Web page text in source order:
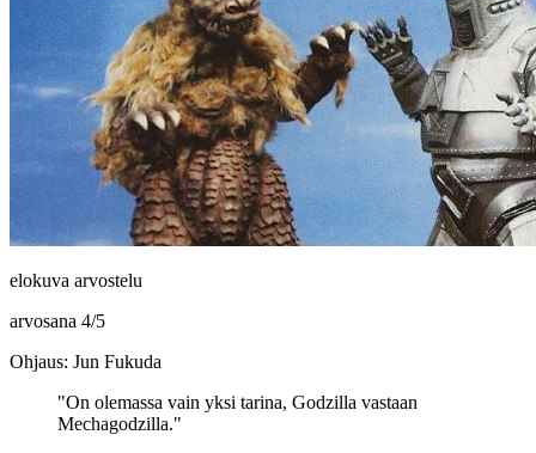
elokuva arvostelu
arvosana 4/5
Ohjaus: Jun Fukuda
"On olemassa vain yksi tarina, Godzilla vastaan
Mechagodzilla."